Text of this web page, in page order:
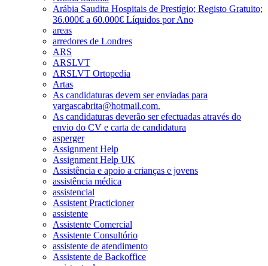
Arábia Saudita Hospitais de Prestígio; Registo Gratuito;
36.000€ a 60.000€ Líquidos por Ano
areas
arredores de Londres
ARS
ARSLVT
ARSLVT Ortopedia
Artas
As candidaturas devem ser enviadas para
vargascabrita@hotmail.com.
As candidaturas deverão ser efectuadas através do
envio do CV e carta de candidatura
asperger
Assignment Help
Assignment Help UK
Assistência e apoio a crianças e jovens
assistência médica
assistencial
Assistent Practicioner
assistente
Assistente Comercial
Assistente Consultório
assistente de atendimento
Assistente de Backoffice